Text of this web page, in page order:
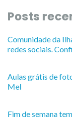
Posts
Comunidade da
redes sociais.
Aulas grátis de
Mel
Fim de semana